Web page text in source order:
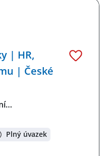
| HR,
| České
Plný úvazek